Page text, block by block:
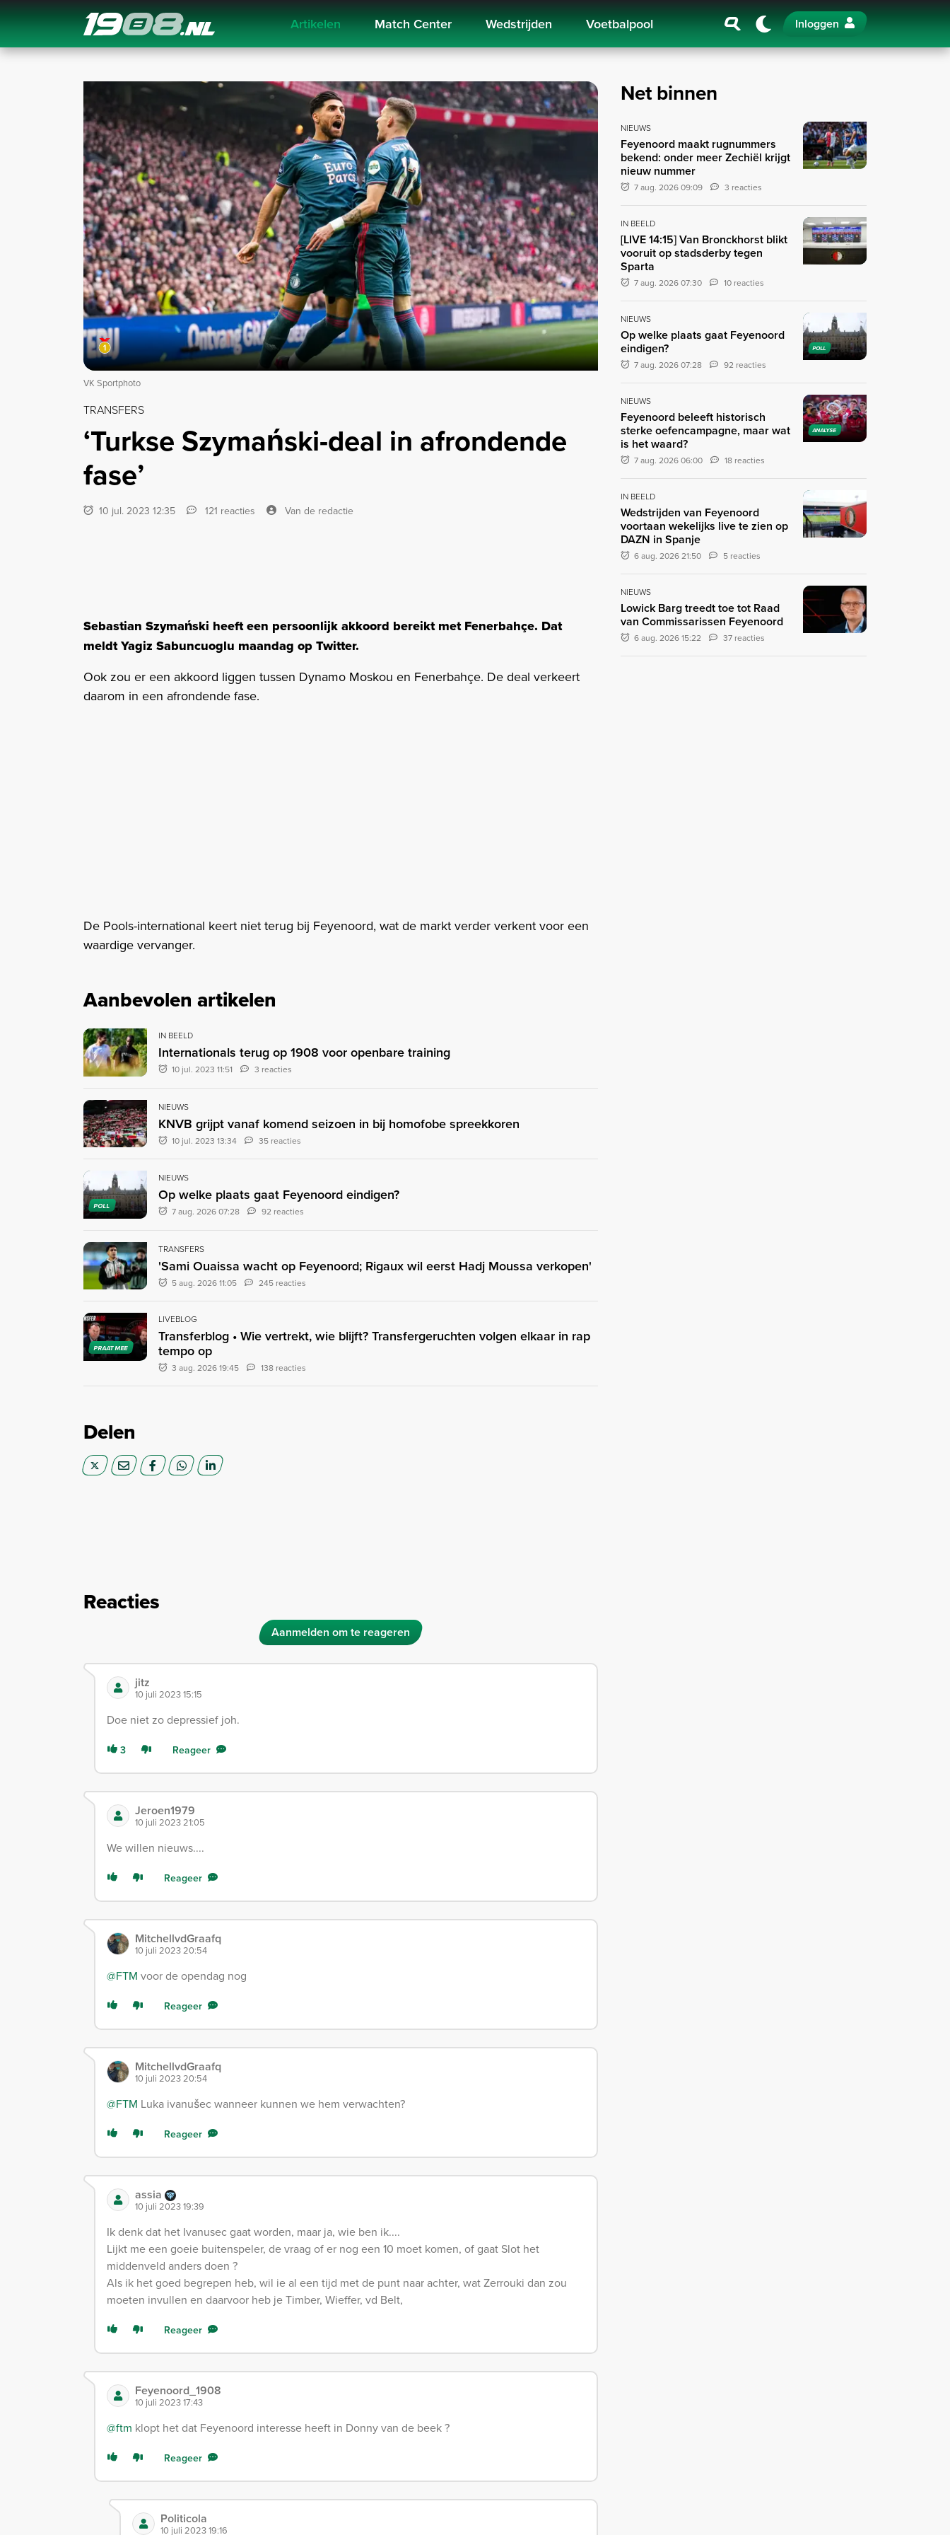
Navigation Artikelen Match Center Wedstrijden Voetbalpool Inloggen
VK Sportphoto
TRANSFERS
‘Turkse Szymański-deal in afrondende
fase’
10 jul. 2023 12:35 121 reacties Van de redactie
Sebastian Szymański heeft een persoonlijk akkoord bereikt met Fenerbahçe. Dat
meldt Yagiz Sabuncuoglu maandag op Twitter.
Ook zou er een akkoord liggen tussen Dynamo Moskou en Fenerbahçe. De deal verkeert
daarom in een afrondende fase.
De Pools-international keert niet terug bij Feyenoord, wat de markt verder verkent voor een
waardige vervanger.
Aanbevolen artikelen
IN BEELD
Internationals terug op 1908 voor openbare training
10 jul. 2023 11:51 3 reacties
NIEUWS
KNVB grijpt vanaf komend seizoen in bij homofobe spreekkoren
10 jul. 2023 13:34 35 reacties
POLL
NIEUWS
Op welke plaats gaat Feyenoord eindigen?
7 aug. 2026 07:28 92 reacties
TRANSFERS
'Sami Ouaissa wacht op Feyenoord; Rigaux wil eerst Hadj Moussa verkopen'
5 aug. 2026 11:05 245 reacties
PRAAT MEE
LIVEBLOG
Transferblog • Wie vertrekt, wie blijft? Transfergeruchten volgen elkaar in rap
tempo op
3 aug. 2026 19:45 138 reacties
Delen
Reacties
Aanmelden om te reageren
jitz
10 juli 2023 15:15
Doe niet zo depressief joh.
3 Reageer
Jeroen1979
10 juli 2023 21:05
We willen nieuws....
Reageer
MitchellvdGraafq
10 juli 2023 20:54
@FTM voor de opendag nog
Reageer
MitchellvdGraafq
10 juli 2023 20:54
@FTM Luka ivanušec wanneer kunnen we hem verwachten?
Reageer
assia
10 juli 2023 19:39
Ik denk dat het Ivanusec gaat worden, maar ja, wie ben ik....
Lijkt me een goeie buitenspeler, de vraag of er nog een 10 moet komen, of gaat Slot het
middenveld anders doen ?
Als ik het goed begrepen heb, wil ie al een tijd met de punt naar achter, wat Zerrouki dan zou
moeten invullen en daarvoor heb je Timber, Wieffer, vd Belt,
Reageer
Feyenoord_1908
10 juli 2023 17:43
@ftm klopt het dat Feyenoord interesse heeft in Donny van de beek ?
Reageer
Politicola
10 juli 2023 19:16
Net binnen
NIEUWS
Feyenoord maakt rugnummers
bekend: onder meer Zechiël krijgt
nieuw nummer
7 aug. 2026 09:09 3 reacties
IN BEELD
[LIVE 14:15] Van Bronckhorst blikt
vooruit op stadsderby tegen
Sparta
7 aug. 2026 07:30 10 reacties
POLL
NIEUWS
Op welke plaats gaat Feyenoord
eindigen?
7 aug. 2026 07:28 92 reacties
ANALYSE
NIEUWS
Feyenoord beleeft historisch
sterke oefencampagne, maar wat
is het waard?
7 aug. 2026 06:00 18 reacties
IN BEELD
Wedstrijden van Feyenoord
voortaan wekelijks live te zien op
DAZN in Spanje
6 aug. 2026 21:50 5 reacties
NIEUWS
Lowick Barg treedt toe tot Raad
van Commissarissen Feyenoord
6 aug. 2026 15:22 37 reacties